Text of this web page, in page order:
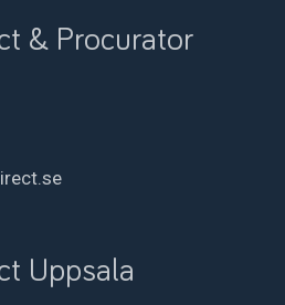
& Procurator
Uppsala